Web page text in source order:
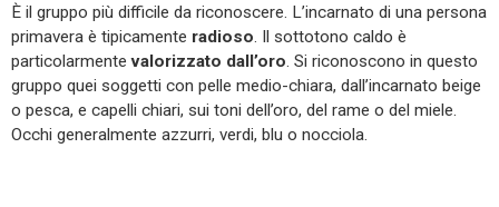
È il gruppo più difficile da riconoscere. L’incarnato di una persona
primavera è tipicamente radioso. Il sottotono caldo è
particolarmentevalorizzato dall’oro. Si riconoscono in questo
gruppo quei soggetti con pelle medio-chiara, dall’incarnato beige
o pesca, e capelli chiari, sui toni dell’oro, del rame o del miele.
Occhi generalmente azzurri, verdi, blu o nocciola.